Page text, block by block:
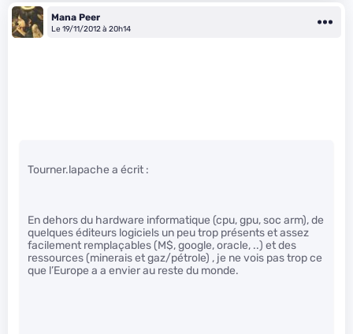
Mana Peer
Le 19/11/2012 à 20h14
Tourner.lapache a écrit :
En dehors du hardware informatique (cpu, gpu, soc arm), de
quelques éditeurs logiciels un peu trop présents et assez
facilement remplaçables (M$, google, oracle, ..) et des
ressources (minerais et gaz/pétrole) , je ne vois pas trop ce
que l’Europe a a envier au reste du monde.